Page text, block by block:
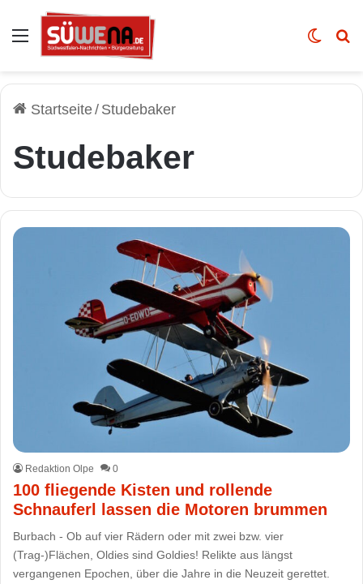
Auswahl Skin
Startseite/ Studebaker
Studebaker
Redaktion Olpe 0
100 fliegende Kisten und rollende
Schnauferl lassen die Motoren brummen
Burbach - Ob auf vier Rädern oder mit zwei bzw. vier
(Trag-)Flächen, Oldies sind Goldies! Relikte aus längst
vergangenen Epochen, über die Jahre in die Neuzeit gerettet.